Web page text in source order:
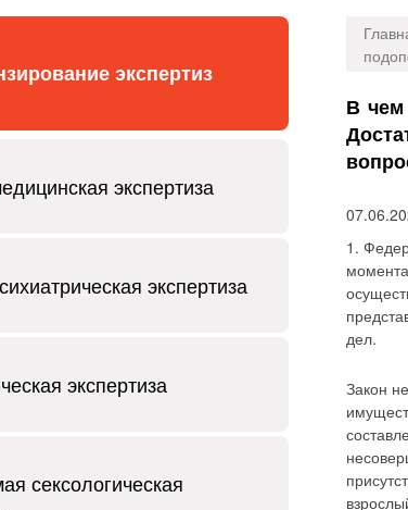
экспертиз
экспертиза
экспертиза
экспертиза
сексологическая
В чем
1.
дел.
Закон